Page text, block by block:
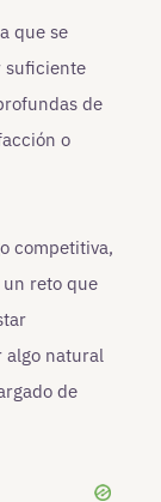
que se
suficiente
de
o
competitiva,
reto que
algo natural
de